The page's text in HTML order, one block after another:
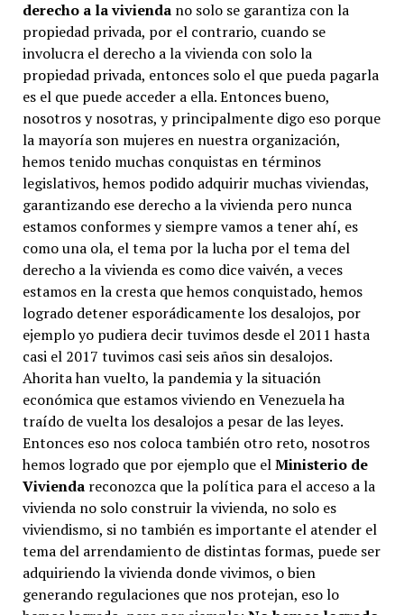
derecho a la viviendano solo se garantiza con la
propiedad privada, por el contrario, cuando se
involucra el derecho a la vivienda con solo la
propiedad privada, entonces solo el que pueda pagarla
es el que puede acceder a ella. Entonces bueno,
nosotros y nosotras, y principalmente digo eso porque
la mayoría son mujeres en nuestra organización,
hemos tenido muchas conquistas en términos
legislativos, hemos podido adquirir muchas viviendas,
garantizando ese derecho a la vivienda pero nunca
estamos conformes y siempre vamos a tener ahí, es
como una ola, el tema por la lucha por el tema del
derecho a la vivienda es como dice vaivén, a veces
estamos en la cresta que hemos conquistado, hemos
logrado detener esporádicamente los desalojos, por
ejemplo yo pudiera decir tuvimos desde el 2011 hasta
casi el 2017 tuvimos casi seis años sin desalojos.
Ahorita han vuelto, la pandemia y la situación
económica que estamos viviendo en Venezuela ha
traído de vuelta los desalojos a pesar de las leyes.
Entonces eso nos coloca también otro reto, nosotros
hemos logrado que por ejemplo que elMinisterio de
Vivienda reconozca que la política para el acceso a la
vivienda no solo construir la vivienda, no solo es
viviendismo, si no también es importante el atender el
tema del arrendamiento de distintas formas, puede ser
adquiriendo la vivienda donde vivimos, o bien
generando regulaciones que nos protejan, eso lo